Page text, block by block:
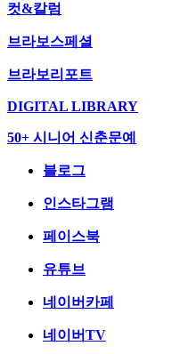
컷&칼럼
브라보스페셜
브라보리포트
DIGITAL LIBRARY
50+ 시니어 신춘문예
블로그
인스타그램
페이스북
유튜브
네이버카페
네이버TV